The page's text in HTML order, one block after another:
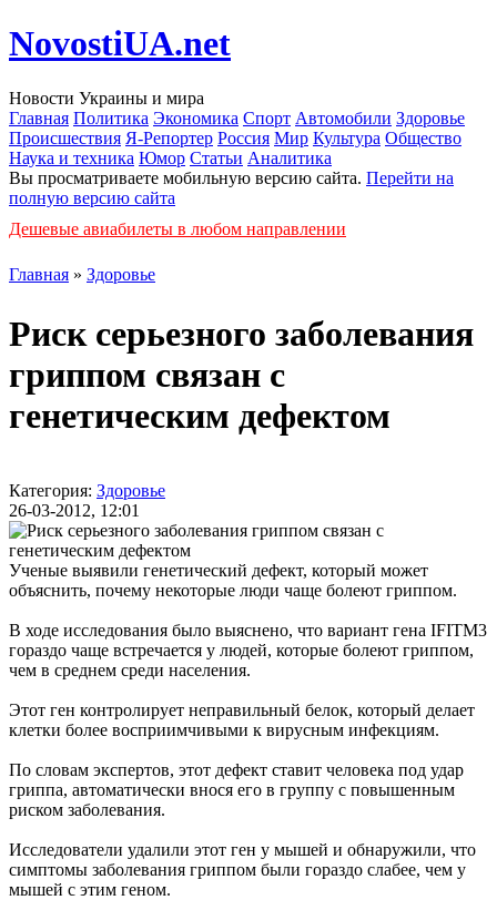
NovostiUA.net
Новости Украины и мира
Главная Политика Экономика Спорт Автомобили Здоровье
Происшествия Я-Репортер Россия Мир Культура Общество
Наука и техника Юмор Статьи Аналитика
Вы просматриваете мобильную версию сайта. Перейти на
полную версию сайта
Дешевые авиабилеты в любом направлении
Главная » Здоровье
Риск серьезного заболевания
гриппом связан с
генетическим дефектом
Категория: Здоровье
26-03-2012, 12:01
Ученые выявили генетический дефект, который может
объяснить, почему некоторые люди чаще болеют гриппом.
В ходе исследования было выяснено, что вариант гена IFITM3
гораздо чаще встречается у людей, которые болеют гриппом,
чем в среднем среди населения.
Этот ген контролирует неправильный белок, который делает
клетки более восприимчивыми к вирусным инфекциям.
По словам экспертов, этот дефект ставит человека под удар
гриппа, автоматически внося его в группу с повышенным
риском заболевания.
Исследователи удалили этот ген у мышей и обнаружили, что
симптомы заболевания гриппом были гораздо слабее, чем у
мышей с этим геном.